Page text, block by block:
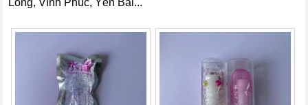
Long, Vĩnh Phúc, Yên Bái...